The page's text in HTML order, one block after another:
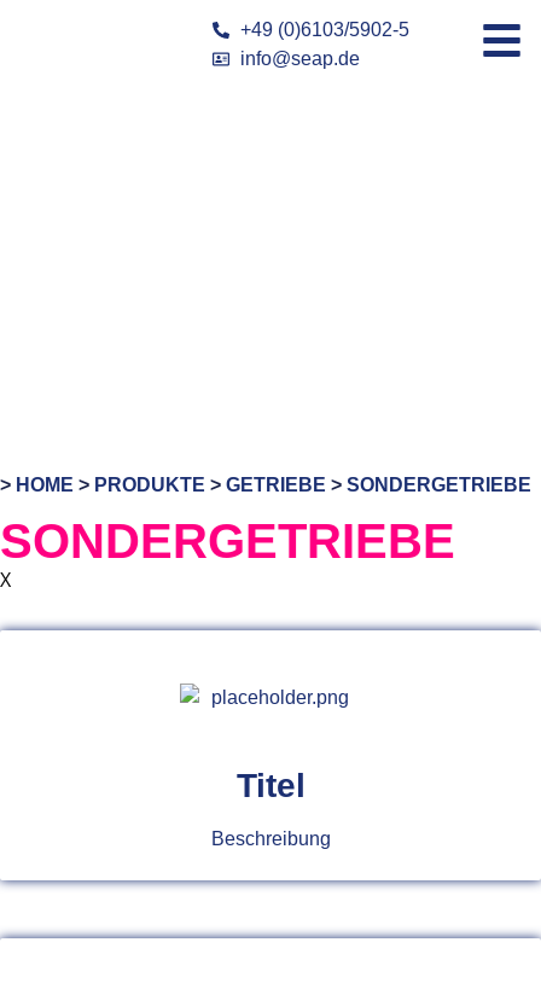
+49 (0)6103/5902-5
info@seap.de
> HOME > PRODUKTE > GETRIEBE > SONDERGETRIEBE
SONDERGETRIEBE
X
Titel
Beschreibung